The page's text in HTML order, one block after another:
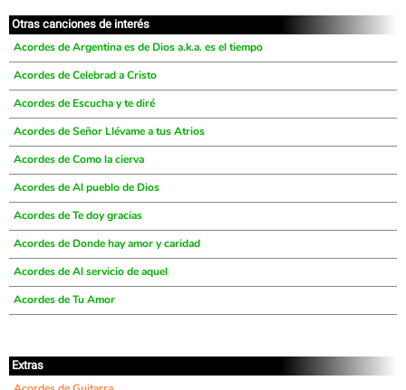
Otras canciones de interés
Acordes de Argentina es de Dios a.k.a. es el tiempo
Acordes de Celebrad a Cristo
Acordes de Escucha y te diré
Acordes de Señor Llévame a tus Atrios
Acordes de Como la cierva
Acordes de Al pueblo de Dios
Acordes de Te doy gracias
Acordes de Donde hay amor y caridad
Acordes de Al servicio de aquel
Acordes de Tu Amor
Extras